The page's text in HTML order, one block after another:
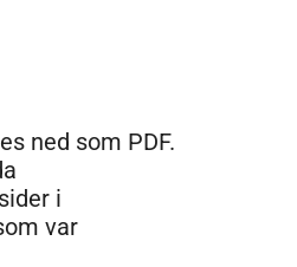
ned som PDF.
i
var